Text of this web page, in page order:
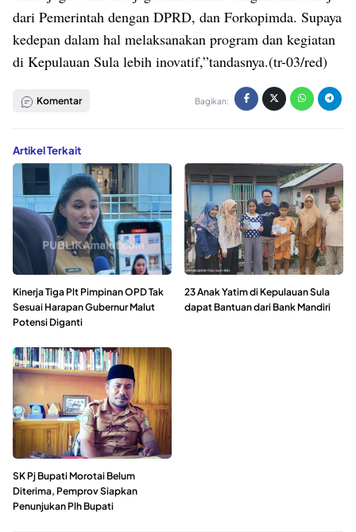
dari Pemerintah dengan DPRD, dan Forkopimda. Supaya
kedepan dalam hal melaksanakan program dan kegiatan
di Kepulauan Sula lebih inovatif,”tandasnya.(tr-03/red)
Komentar Bagikan:
Artikel Terkait
Kinerja Tiga Plt Pimpinan OPD Tak
Sesuai Harapan Gubernur Malut
Potensi Diganti
23 Anak Yatim di Kepulauan Sula
dapat Bantuan dari Bank Mandiri
SK Pj Bupati Morotai Belum
Diterima, Pemprov Siapkan
Penunjukan Plh Bupati